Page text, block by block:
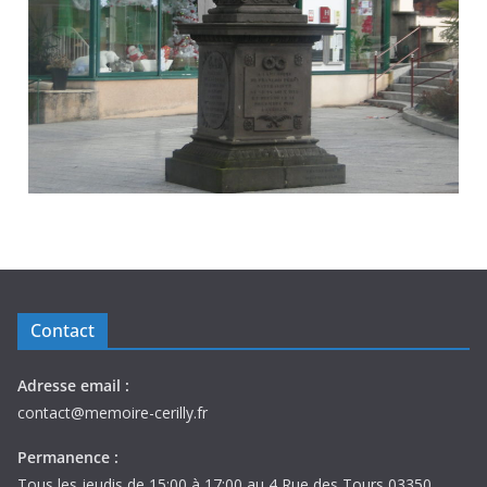
Contact
Adresse email :
contact@memoire-cerilly.fr
Permanence :